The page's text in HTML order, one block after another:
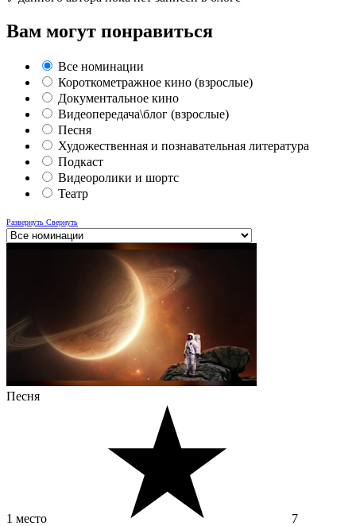
Вам могут понравиться
Все номинации
Короткометражное кино (взрослые)
Документальное кино
Видеопередача\блог (взрослые)
Песня
Художественная и познавательная литература
Подкаст
Видеоролики и шортс
Театр
Развернуть Свернуть
Песня
1 место 7